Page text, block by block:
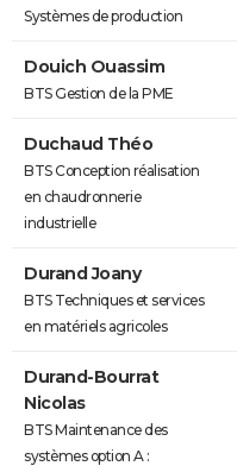
Systèmes de production
Douich Ouassim
BTS Gestion de la PME
Duchaud Théo
BTS Conception réalisation
en chaudronnerie
industrielle
Durand Joany
BTS Techniques et services
en matériels agricoles
Durand-Bourrat
Nicolas
BTS Maintenance des
systèmes option A :